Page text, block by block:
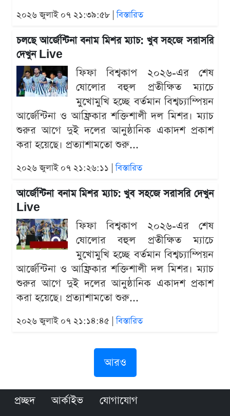
২০২৬ জুলাই ০৭ ২১:৩৯:৫৮ |বিস্তারিত
চলছে আর্জেন্টিনা বনাম মিশর ম্যাচ: খুব সহজে সরাসরি
দেখুন Live
ফিফা বিশ্বকাপ ২০২৬-এর শেষ
ষোলোর বহুল প্রতীক্ষিত ম্যাচে
মুখোমুখি হচ্ছে বর্তমান বিশ্বচ্যাম্পিয়ন
আর্জেন্টিনা ও আফ্রিকার শক্তিশালী দল মিশর। ম্যাচ
শুরুর আগে দুই দলের আনুষ্ঠানিক একাদশ প্রকাশ
করা হয়েছে। প্রত্যাশামতো শুরু...
২০২৬ জুলাই ০৭ ২১:২৬:১১ |বিস্তারিত
আর্জেন্টিনা বনাম মিশর ম্যাচ: খুব সহজে সরাসরি দেখুন
Live
ফিফা বিশ্বকাপ ২০২৬-এর শেষ
ষোলোর বহুল প্রতীক্ষিত ম্যাচে
মুখোমুখি হচ্ছে বর্তমান বিশ্বচ্যাম্পিয়ন
আর্জেন্টিনা ও আফ্রিকার শক্তিশালী দল মিশর। ম্যাচ
শুরুর আগে দুই দলের আনুষ্ঠানিক একাদশ প্রকাশ
করা হয়েছে। প্রত্যাশামতো শুরু...
২০২৬ জুলাই ০৭ ২১:১৪:৪৫ |বিস্তারিত
আরও
প্রচ্ছদ আর্কাইভ যোগাযোগ